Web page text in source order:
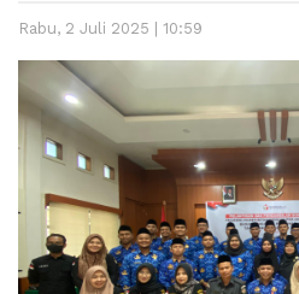
Rabu, 2 Juli 2025 | 10:59